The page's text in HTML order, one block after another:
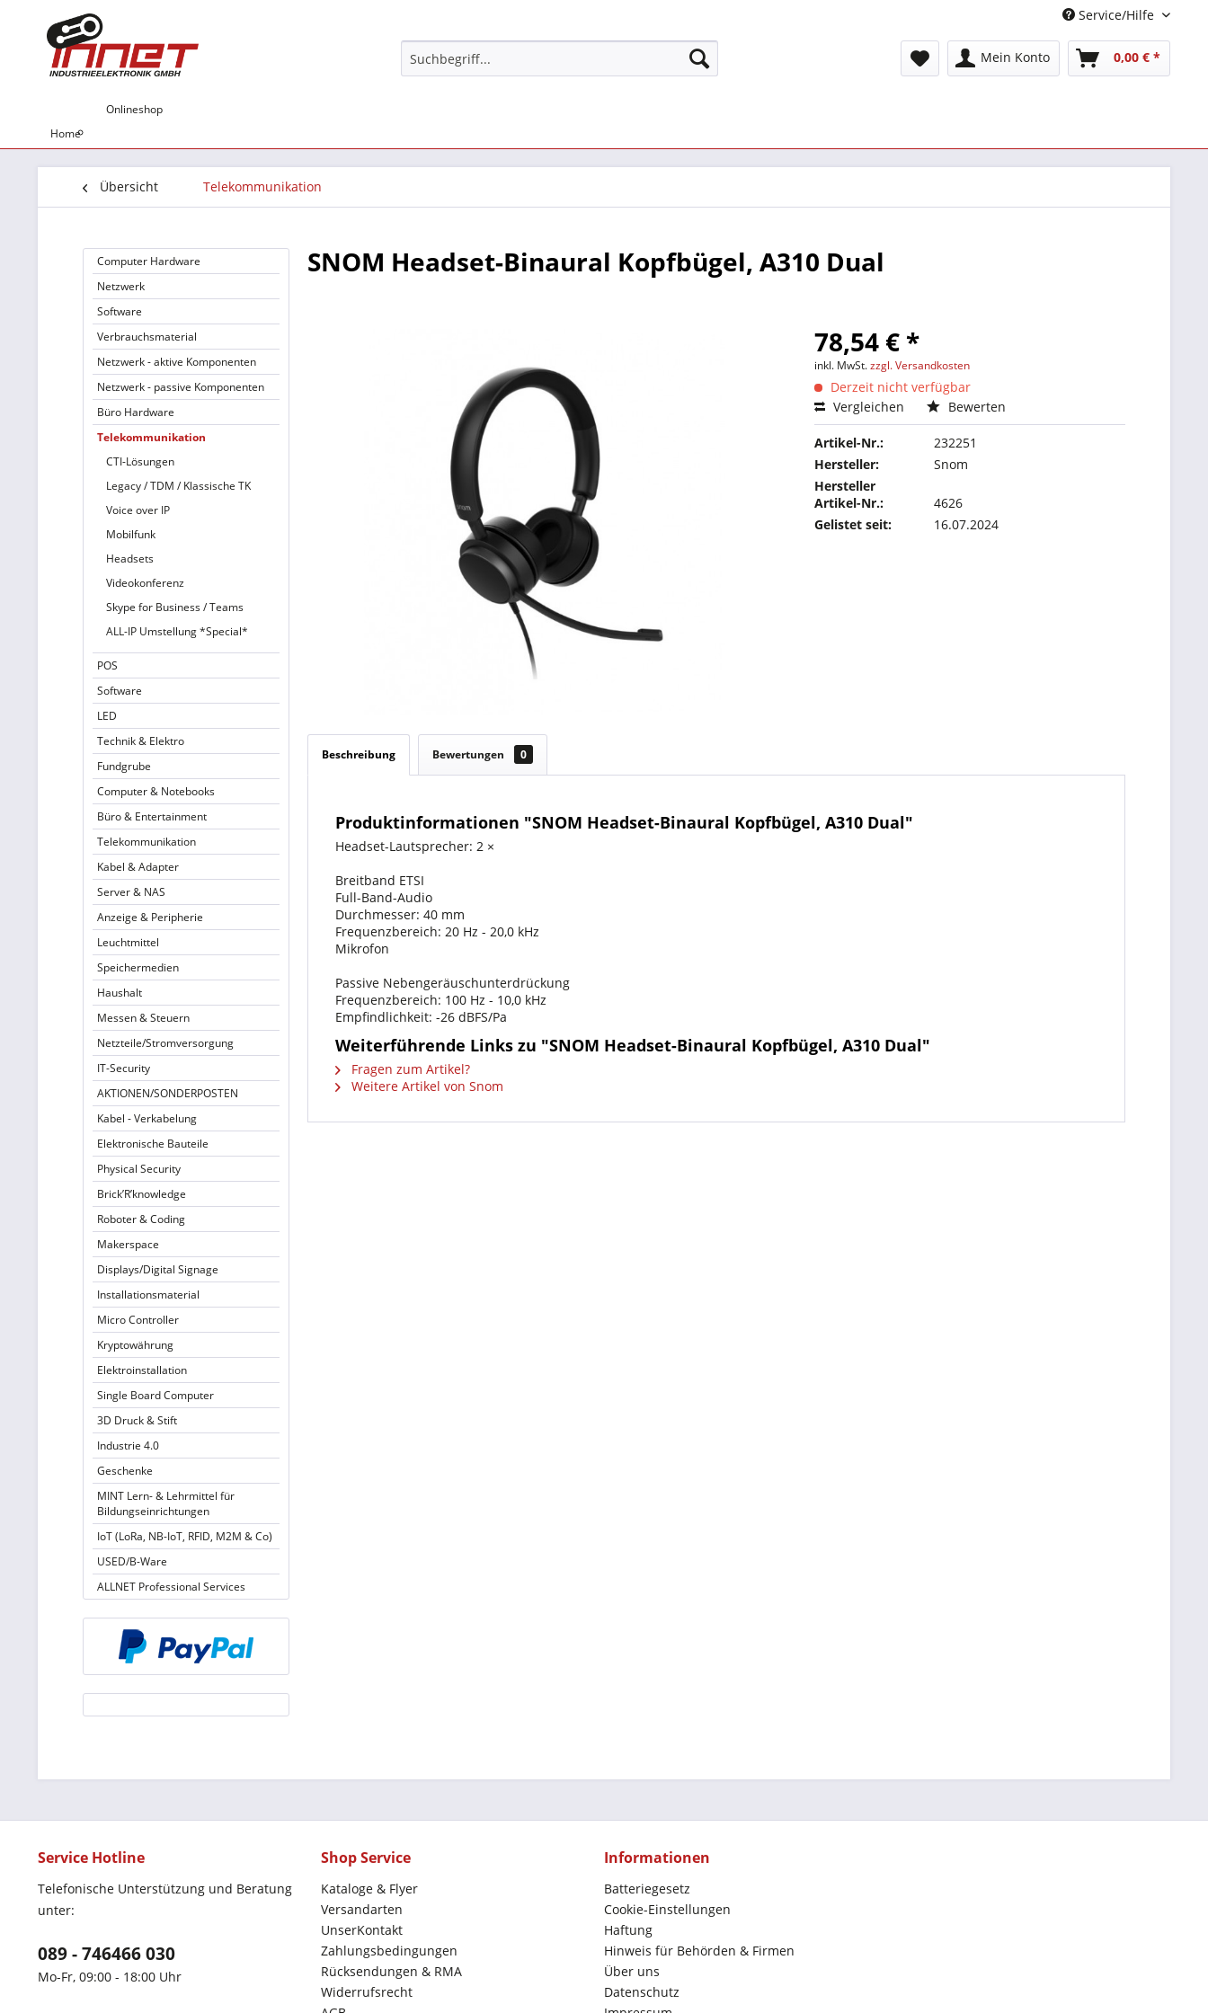
Service/Hilfe
Mein Konto 0,00 € *
Home
Onlineshop
Übersicht Telekommunikation
Computer Hardware
Netzwerk
Software
Verbrauchsmaterial
Netzwerk - aktive Komponenten
Netzwerk - passive Komponenten
Büro Hardware
Telekommunikation
CTI-Lösungen
Legacy / TDM / Klassische TK
Voice over IP
Mobilfunk
Headsets
Videokonferenz
Skype for Business / Teams
ALL-IP Umstellung *Special*
POS
Software
LED
Technik & Elektro
Fundgrube
Computer & Notebooks
Büro & Entertainment
Telekommunikation
Kabel & Adapter
Server & NAS
Anzeige & Peripherie
Leuchtmittel
Speichermedien
Haushalt
Messen & Steuern
Netzteile/Stromversorgung
IT-Security
AKTIONEN/SONDERPOSTEN
Kabel - Verkabelung
Elektronische Bauteile
Physical Security
Brick’R’knowledge
Roboter & Coding
Makerspace
Displays/Digital Signage
Installationsmaterial
Micro Controller
Kryptowährung
Elektroinstallation
Single Board Computer
3D Druck & Stift
Industrie 4.0
Geschenke
MINT Lern- & Lehrmittel für
Bildungseinrichtungen
IoT (LoRa, NB-IoT, RFID, M2M & Co)
USED/B-Ware
ALLNET Professional Services
SNOM Headset-Binaural Kopfbügel, A310 Dual
78,54 € *
inkl. MwSt.zzgl. Versandkosten
Derzeit nicht verfügbar
Vergleichen
Bewerten
Artikel-Nr.:
232251
Hersteller:
Snom
Hersteller
Artikel-Nr.:
4626
Gelistet seit:
16.07.2024
Beschreibung Bewertungen 0
Produktinformationen "SNOM Headset-Binaural Kopfbügel, A310 Dual"
Headset-Lautsprecher: 2 ×
Breitband ETSI
Full-Band-Audio
Durchmesser: 40 mm
Frequenzbereich: 20 Hz - 20,0 kHz
Mikrofon
Passive Nebengeräuschunterdrückung
Frequenzbereich: 100 Hz - 10,0 kHz
Empfindlichkeit: -26 dBFS/Pa
Weiterführende Links zu "SNOM Headset-Binaural Kopfbügel, A310 Dual"
Fragen zum Artikel?
Weitere Artikel von Snom
Service Hotline
Telefonische Unterstützung und Beratung
unter:
089 - 746466 030
Mo-Fr, 09:00 - 18:00 Uhr
Shop Service
Kataloge & Flyer
Versandarten
UnserKontakt
Zahlungsbedingungen
Rücksendungen & RMA
Widerrufsrecht
Informationen
Batteriegesetz
Cookie-Einstellungen
Haftung
Hinweis für Behörden & Firmen
Über uns
Datenschutz